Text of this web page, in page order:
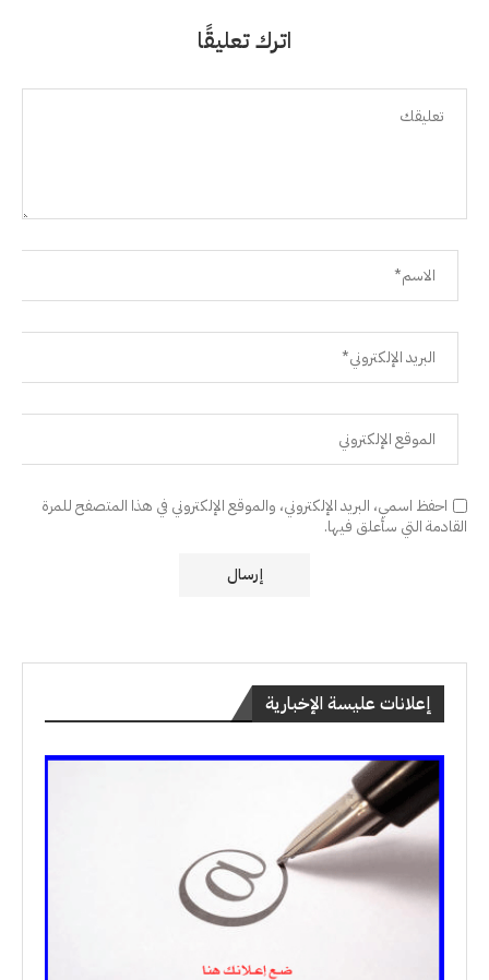
اترك تعليقًا
احفظ اسمي، البريد الإلكتروني، والموقع الإلكتروني في هذا المتصفح للمرة
القادمة التي سأعلق فيها.
إعلانات عليسة الإخبارية